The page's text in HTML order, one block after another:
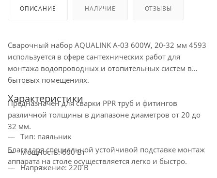
ОПИСАНИЕ НАЛИЧИЕ ОТЗЫВЫ
Сварочный набор AQUALINK A-03 600W, 20-32 мм 4593
используется в сфере сантехнических работ для
монтажа водопроводных и отопительных систем в
бытовых помещениях.
Предназначен для сварки PPR труб и фитингов
различной толщины в диапазоне диаметров от 20 до
32 мм.
Благодаря специальной устойчивой подставке монтаж
аппарата на столе осуществляется легко и быстро.
Характеристики
Тип: паяльник
Мощность: 600 Вт
Напряжение: 220 В